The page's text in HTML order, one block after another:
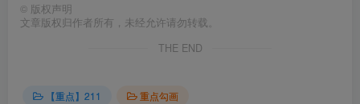
© 版权声明
文章版权归作者所有，未经允许请勿转载。
THE END
【重点】211
重点勾画